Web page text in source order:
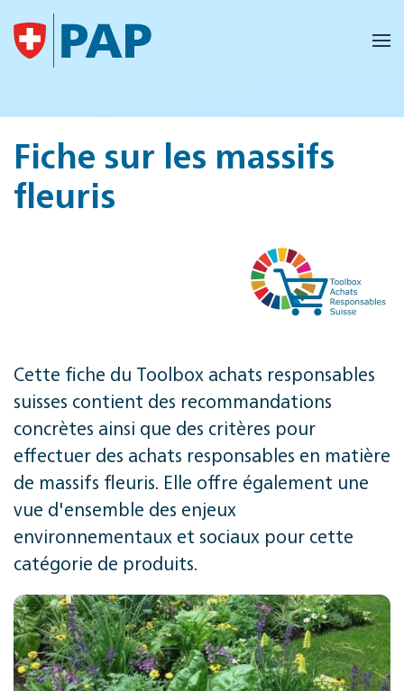
Accéder au contenu principal
Fiche sur les massifs
fleuris
Cette fiche du Toolbox achats responsables
suisses contient des recommandations
concrètes ainsi que des critères pour
effectuer des achats responsables en matière
de massifs fleuris. Elle offre également une
vue d'ensemble des enjeux
environnementaux et sociaux pour cette
catégorie de produits.